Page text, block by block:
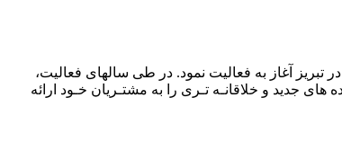
تبلیغات، در تبریز آغاز به فعالیت نمود. در طی سالهای فعالیت،
های جدید و خلاقانـه تـری را به مشتـریان خـود ارائه